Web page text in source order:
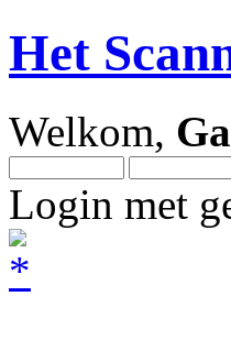
Het
Welkom,
Login met